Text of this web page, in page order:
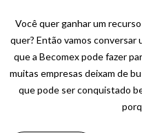
Você quer ganhar um
quer? Então vamos conversar
que a Becomex pode fazer
muitas empresas deixam de
que pode ser conquistado